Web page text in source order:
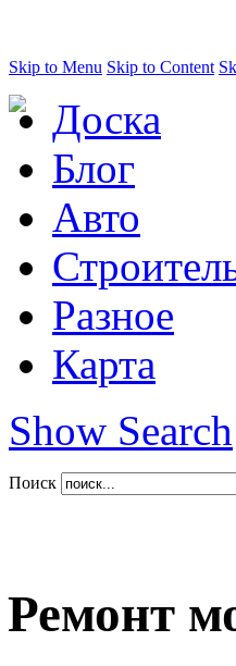
Skip to Menu Skip to Content
Доска
Блог
Авто
Разное
Карта
Show Search
Поиск
Ремонт